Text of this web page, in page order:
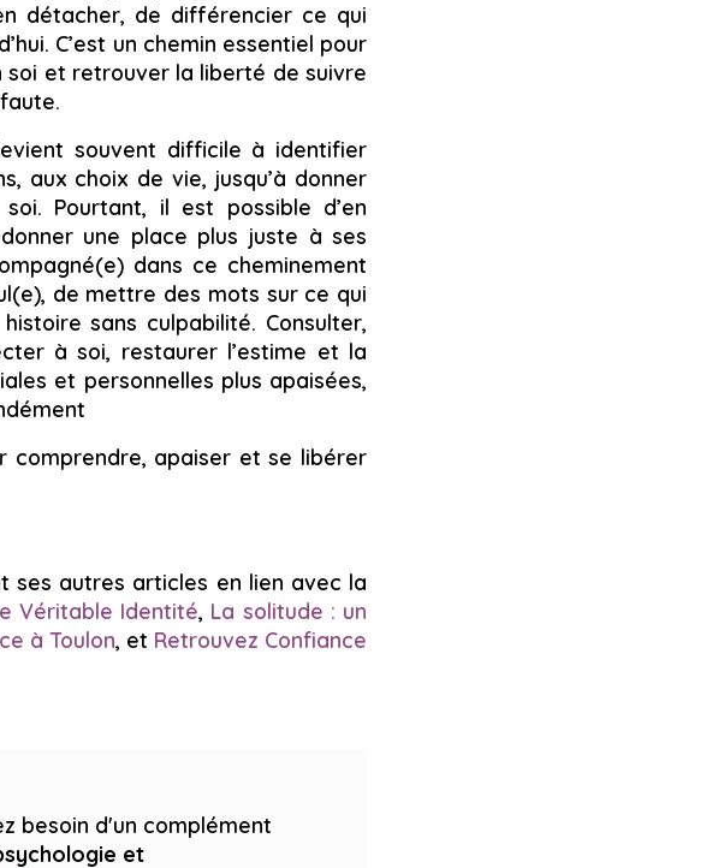
détacher, de différencier ce qui
C’est un chemin essentiel pour
soi et retrouver la liberté de suivre
souvent difficile à identifier
aux choix de vie, jusqu’à donner
Pourtant, il est possible d’en
une place plus juste à ses
dans ce cheminement
de mettre des mots sur ce qui
sans culpabilité. Consulter,
à soi, restaurer l’estime et la
et personnelles plus apaisées,
comprendre, apaiser et se libérer
ses autres articles en lien avec la
Véritable Identité, La solitude : un
à Toulon, et Retrouvez Confiance
besoin d'un complément
et